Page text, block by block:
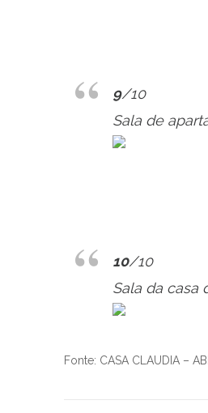
9/10
Sala de
10/10
Sala da casa
Fonte: CASA CLAUDIA –